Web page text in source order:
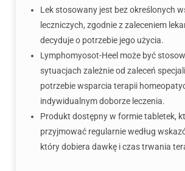
Lek stosowany jest bez określonych
leczniczych, zgodnie z zaleceniem
decyduje o potrzebie jego użycia.
Lymphomyosot-Heel może być
sytuacjach zależnie od zaleceń
potrzebie wsparcia terapii
indywidualnym doborze leczenia.
Produkt dostępny w formie tabletek,
przyjmować regularnie według
który dobiera dawkę i czas trwania